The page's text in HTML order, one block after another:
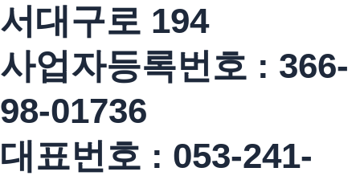
서대구로 194
사업자등록번호 : 366-
98-01736
대표번호 : 053-241-